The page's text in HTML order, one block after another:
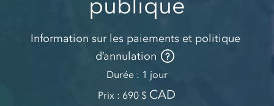
Information sur les paiements et politique
d’annulation
Durée
1 jour
Prix
690 CAD